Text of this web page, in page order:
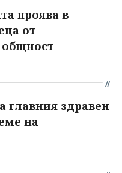
проява в
от
общност
главния здравен
на